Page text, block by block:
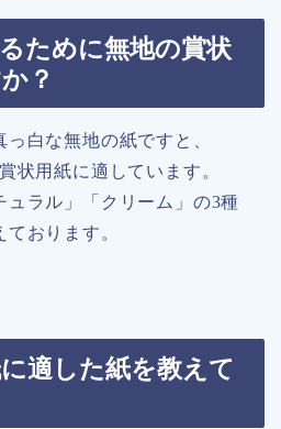
ために無地の賞状
？
白な無地の紙ですと、
状用紙に適しています。
ラル」「クリーム」の3種
おります。
適した紙を教えて